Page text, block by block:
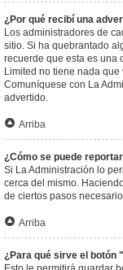
¿Por qué recibí una
Los administradores de
sitio. Si ha quebrantado
recuerde que esta es una
Limited no tiene nada
Comuníquese con La
advertido.
Arriba
¿Cómo se puede
Si La Administración lo
cerca del mismo.
de ciertos pasos
Arriba
¿Para qué sirve el botón